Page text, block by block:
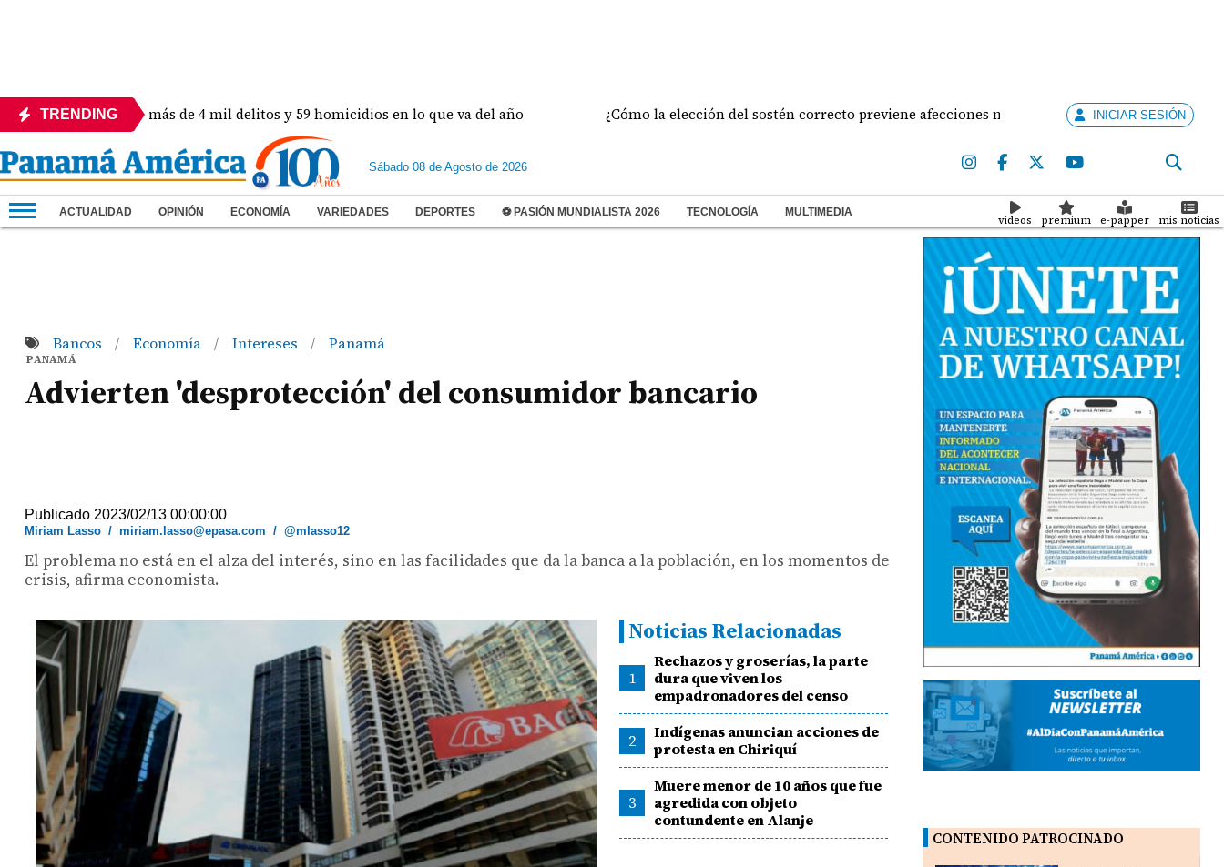
TRENDING
Revelan más de 4 mil delitos y 59 homicidios en lo que va del año ¿Cómo la elección del sostén correcto previene afecciones musculares en la mujer?INICIAR SESIÓN
Sábado 08 de Agosto de 2026
ACTUALIDAD OPINIÓN ECONOMÍA VARIEDADES DEPORTES ⚽ PASIÓN MUNDIALISTA 2026 TECNOLOGÍA MULTIMEDIA
videos premium e-papper mis noticias
Bancos / Economía / Intereses / Panamá
PANAMÁ
Advierten 'desprotección' del consumidor bancario
Publicado 2023/02/13 00:00:00
Miriam Lasso /miriam.lasso@epasa.com /@mlasso12
El problema no está en el alza del interés, sino en las facilidades que da la banca a la población, en los momentos de
crisis, afirma economista.
Noticias Relacionadas
1
Rechazos y groserías, la parte
dura que viven los
empadronadores del censo
2
Indígenas anuncian acciones de
protesta en Chiriquí
3
Muere menor de 10 años que fue
agredida con objeto
contundente en Alanje
CONTENIDO PATROCINADO